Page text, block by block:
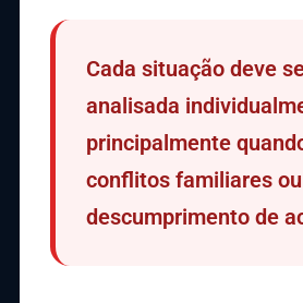
Cada situação deve
analisada
principalmente
conflitos familiares ou
descumprimento de